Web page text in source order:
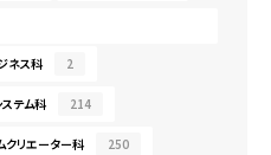
ネス科 2
ステム科 214
クリエーター科 250